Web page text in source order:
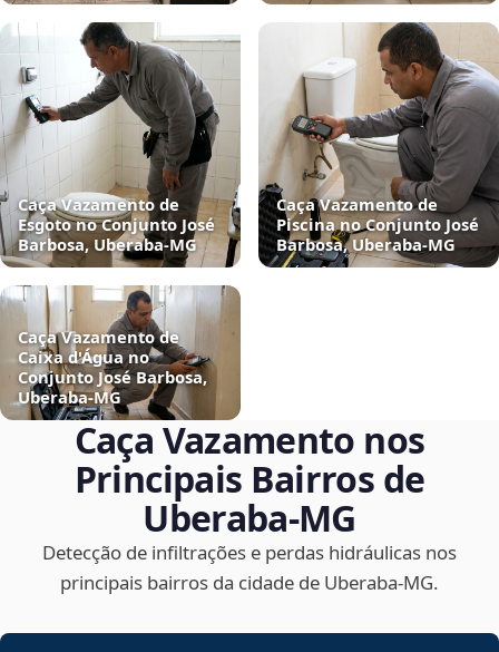
Caça Vazamento de
Esgoto no Conjunto José
Barbosa, Uberaba‑MG
Caça Vazamento de
Piscina no Conjunto José
Barbosa, Uberaba‑MG
Caça Vazamento de
Caixa d'Água no
Conjunto José Barbosa,
Uberaba‑MG
Caça Vazamento nos
Principais Bairros de
Uberaba‑MG
Detecção de infiltrações e perdas hidráulicas nos
principais bairros da cidade de Uberaba‑MG.